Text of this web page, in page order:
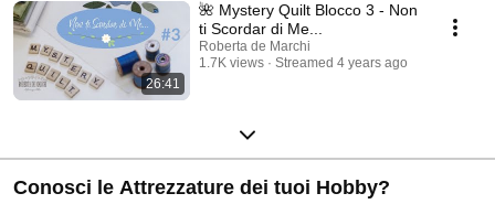
26:41
🌺 Mystery Quilt Blocco 3 - Non
ti Scordar di Me...
Roberta de Marchi
1.7K views
Streamed 4 years ago
Conosci le Attrezzature dei tuoi Hobby?